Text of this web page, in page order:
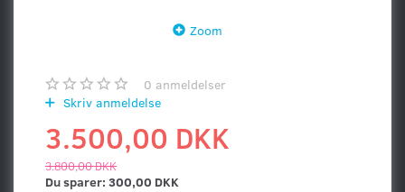
Zoom
0 anmeldelser
Skriv anmeldelse
3.500,00 DKK
3.800,00 DKK
Du sparer: 300,00 DKK